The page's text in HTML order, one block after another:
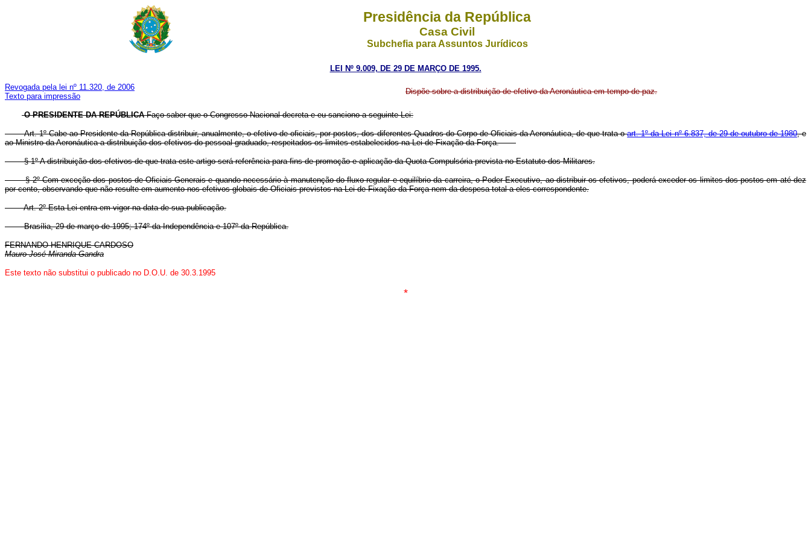
Presidência da República
Casa Civil
Subchefia para Assuntos Jurídicos
LEI Nº 9.009, DE 29 DE MARÇO DE 1995.
Revogada pela lei nº 11.320, de 2006
Texto para impressão
Dispõe sobre a distribuição de efetivo da Aeronáutica em tempo de paz.
O PRESIDENTE DA REPÚBLICAFaço saber que o Congresso Nacional decreta e eu sanciono a seguinte Lei:
Art. 1º Cabe ao Presidente da República distribuir, anualmente, o efetivo de oficiais, por postos, dos diferentes Quadros do Corpo de Oficiais da Aeronáutica, de que trata oart. 1º da Lei nº 6.837, de 29 de outubro de 1980, e
ao Ministro da Aeronáutica a distribuição dos efetivos do pessoal graduado, respeitados os limites estabelecidos na Lei de Fixação da Força.
§ 1º A distribuição dos efetivos de que trata este artigo será referência para fins de promoção e aplicação da Quota Compulsória prevista no Estatuto dos Militares.
§ 2º Com exceção dos postos de Oficiais-Generais e quando necessário à manutenção do fluxo regular e equilíbrio da carreira, o Poder Executivo, ao distribuir os efetivos, poderá exceder os limites dos postos em até dez
por cento, observando que não resulte em aumento nos efetivos globais de Oficiais previstos na Lei de Fixação da Força nem da despesa total a eles correspondente.
Art. 2º Esta Lei entra em vigor na data de sua publicação.
Brasília, 29 de março de 1995; 174º da Independência e 107º da República.
FERNANDO HENRIQUE CARDOSO
Mauro José Miranda Gandra
Este texto não substitui o publicado no D.O.U. de 30.3.1995
*